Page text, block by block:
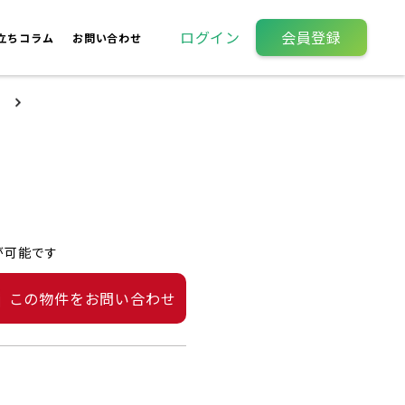
ちコラム お問い合わせ ログイン 会員登録
能です
この物件をお問い合わせ